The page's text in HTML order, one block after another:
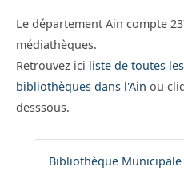
Le département Ain compte
médiathèques.
Retrouvez ici liste de toutes
bibliothèques dans l'Ain ou
desssous.
Bibliothèque